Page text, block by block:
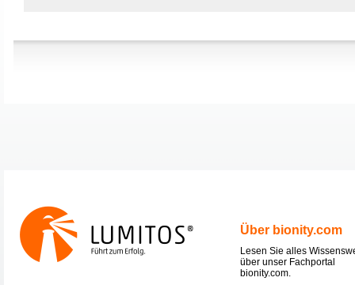
Über bionity.com
Lesen Sie alles
über unser Fachportal
bionity.com.